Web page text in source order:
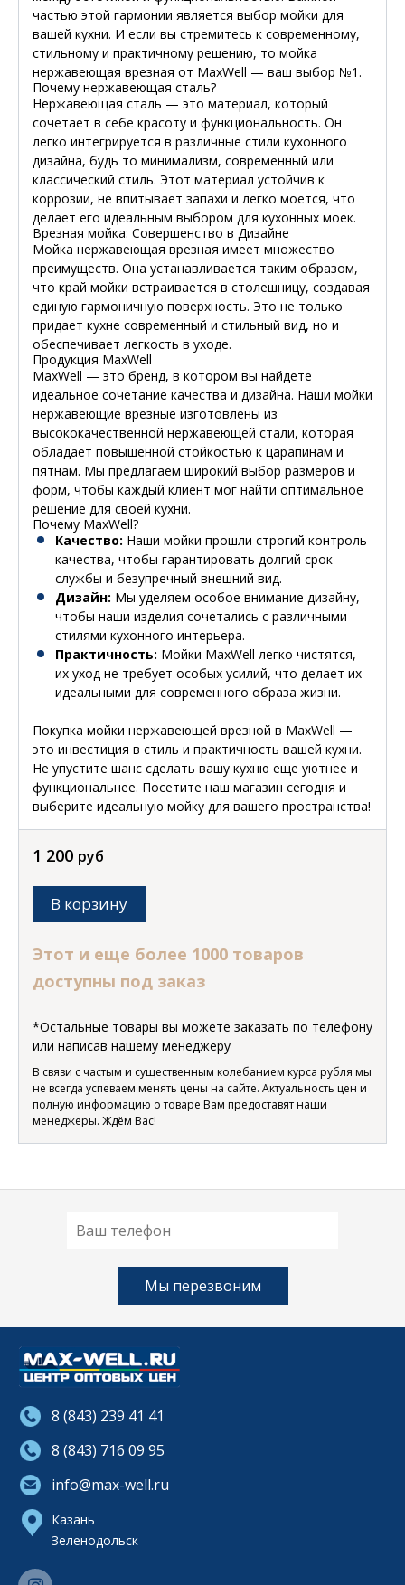
частью этой гармонии является выбор мойки для
вашей кухни. И если вы стремитесь к современному,
стильному и практичному решению, то мойка
нержавеющая врезная от MaxWell — ваш выбор №1.
Почему нержавеющая сталь?
Нержавеющая сталь — это материал, который
сочетает в себе красоту и функциональность. Он
легко интегрируется в различные стили кухонного
дизайна, будь то минимализм, современный или
классический стиль. Этот материал устойчив к
коррозии, не впитывает запахи и легко моется, что
делает его идеальным выбором для кухонных моек.
Врезная мойка: Совершенство в Дизайне
Мойка нержавеющая врезная имеет множество
преимуществ. Она устанавливается таким образом,
что край мойки встраивается в столешницу, создавая
единую гармоничную поверхность. Это не только
придает кухне современный и стильный вид, но и
обеспечивает легкость в уходе.
Продукция MaxWell
MaxWell — это бренд, в котором вы найдете
идеальное сочетание качества и дизайна. Наши мойки
нержавеющие врезные изготовлены из
высококачественной нержавеющей стали, которая
обладает повышенной стойкостью к царапинам и
пятнам. Мы предлагаем широкий выбор размеров и
форм, чтобы каждый клиент мог найти оптимальное
решение для своей кухни.
Почему MaxWell?
Качество: Наши мойки прошли строгий контроль
качества, чтобы гарантировать долгий срок
службы и безупречный внешний вид.
Дизайн: Мы уделяем особое внимание дизайну,
чтобы наши изделия сочетались с различными
стилями кухонного интерьера.
Практичность: Мойки MaxWell легко чистятся,
их уход не требует особых усилий, что делает их
идеальными для современного образа жизни.
Покупка мойки нержавеющей врезной в MaxWell —
это инвестиция в стиль и практичность вашей кухни.
Не упустите шанс сделать вашу кухню еще уютнее и
функциональнее. Посетите наш магазин сегодня и
выберите идеальную мойку для вашего пространства!
1 200 руб
В корзину
Этот и еще более 1000 товаров
доступны под заказ
*Остальные товары вы можете заказать по телефону
или написав нашему менеджеру
В связи с частым и существенным колебанием курса рубля мы
не всегда успеваем менять цены на сайте. Актуальность цен и
полную информацию о товаре Вам предоставят наши
менеджеры. Ждём Вас!
8 (843) 239 41 41
8 (843) 716 09 95
info@max-well.ru
Казань
Зеленодольск